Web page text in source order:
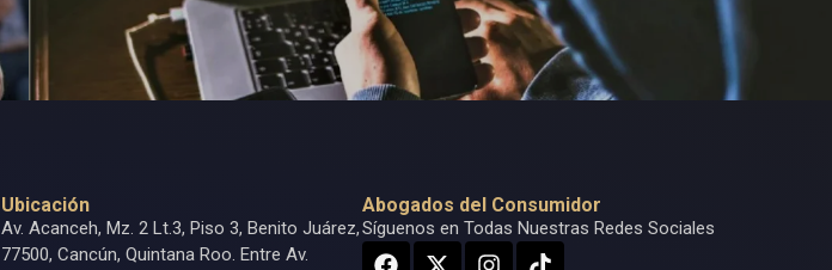
Ubicación
Av. Acanceh, Mz. 2 Lt.3, Piso 3, Benito Juárez,
77500, Cancún, Quintana Roo. Entre Av.
Abogados del Consumidor
Síguenos en Todas Nuestras Redes Sociales